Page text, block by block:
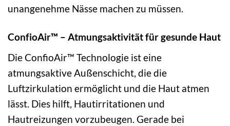
unangenehme Nässe machen zu müssen.
ConfioAir™ – Atmungsaktivität für gesunde Haut
Die ConfioAir™ Technologie ist eine
atmungsaktive Außenschicht, die die
Luftzirkulation ermöglicht und die Haut atmen
lässt. Dies hilft, Hautirritationen und
Hautreizungen vorzubeugen. Gerade bei